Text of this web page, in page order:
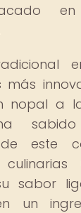
más
nopal a
de este
sabor
un